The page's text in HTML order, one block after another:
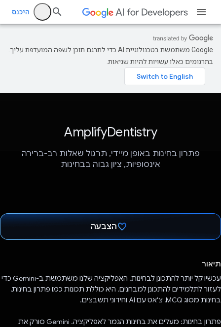
היכנס
‫Google משתמשת בטכנולוגיית AI כדי לתרגם תוכן לשפה המועדפת עליך.
בתרגומים כאלו עשויות להיות שגיאות.
AmplifyDentistry
פתרון בחינות באופן מיידי, תרגול שאלות רב-ברירה
אינסופיות, ציון גבוה בבחינות
הצבעה
תיאור
עכשיו קל יותר להתכונן לבחינות. האפליקציה שלנו משתמשת ב-Gemini כדי
לעזור לתלמידים להתכונן למבחנים. היא כוללת תכונות כמו פתרון בחינות,
בחינות מסוג MCQ, צ'אט עם AI וחידוני תשבצים.
פתרון בחינות: מעלים את בחינות הגמר לאפליקציה. Gemini סורק את